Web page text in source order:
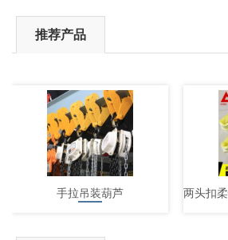
推荐产品
手拉吊装葫芦